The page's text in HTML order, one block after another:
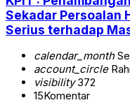
Sekadar Persoalan
Serius terhadap
calendar_month
account_circle
visibility372
15Komentar